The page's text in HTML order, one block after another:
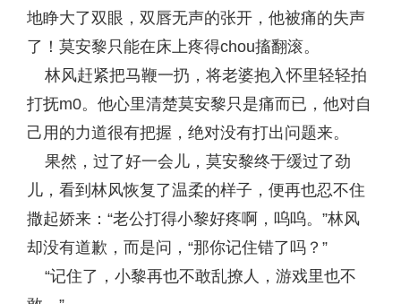
地睁大了双眼，双唇无声的张开，他被痛的失声
了！莫安黎只能在床上疼得chou搐翻滚。
林风赶紧把马鞭一扔，将老婆抱入怀里轻轻拍
打抚m0。他心里清楚莫安黎只是痛而已，他对自
己用的力道很有把握，绝对没有打出问题来。
果然，过了好一会儿，莫安黎终于缓过了劲
儿，看到林风恢复了温柔的样子，便再也忍不住
撒起娇来：“老公打得小黎好疼啊，呜呜。”林风
却没有道歉，而是问，“那你记住错了吗？”
“记住了，小黎再也不敢乱撩人，游戏里也不